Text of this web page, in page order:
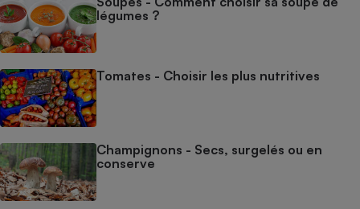
légumes ?
Tomates - Choisir les plus nutritives
Champignons - Secs, surgelés ou en
conserve